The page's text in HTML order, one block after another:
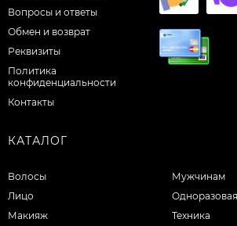
Вопросы и ответы
Обмен и возврат
Реквизиты
Политика
конфиденциальности
Контакты
КАТАЛОГ
Волосы
Лицо
Макияж
Мужчинам
Техника